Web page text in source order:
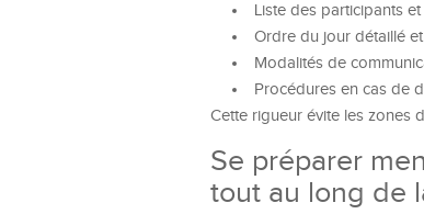
Liste des participants
Ordre du jour détaillé
Modalités de
Procédures en cas de
Cette rigueur évite les zones
Se préparer
tout au long de